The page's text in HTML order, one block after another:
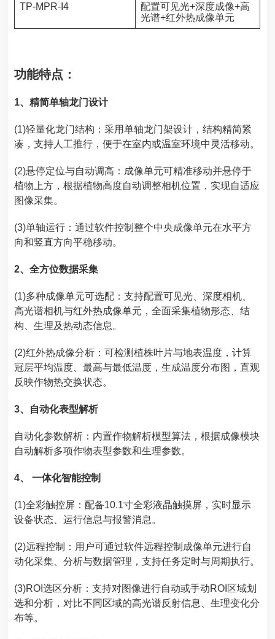
TP-MPR-I4
配置可见光+深度成像+高
光谱+红外热成像单元
功能特点：
1、精简单轴龙门设计
(1)轻量化龙门结构：采用单轴龙门架设计，结构精简紧
凑，支持人工推行，便于在室内或温室环境中灵活移动。
(2)悬停定位与自动调高：成像单元可精准移动并悬停于
植物上方，根据植物高度自动调整相机位置，实现自适应
图像采集。
(3)单轴运行：通过软件控制整个中央成像单元在水平方
向和竖直方向平稳移动。
2、全方位数据采集
(1)多种成像单元可选配：支持配置可见光、深度相机、
高光谱相机与红外热成像单元，全面采集植物形态、结
构、生理及热动态信息。
(2)红外热成像分析：可检测植株叶片与地表温度，计算
冠层平均温度、最高与最低温度，生成温度分布图，直观
反映作物热交换状态。
3、 自动化表型解析
自动化参数解析：内置作物解析模型算法，根据成像模块
自动解析多项作物表型参数和生理参数。
4、 一体化智能控制
(1)全彩触控屏：配备10.1寸全彩液晶触摸屏，实时显示
设备状态、运行信息与报警消息。
(2)远程控制：用户可通过软件远程控制成像单元进行自
动化采集、分析与数据管理，支持任务定时与周期执行。
(3)ROI选区分析：支持对图像进行自动或手动ROI区域划
选和分析，对比不同区域的高光谱反射信息、生理变化分
布等。